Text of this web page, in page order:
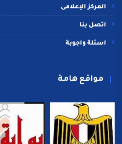
المركز الإعلامى
اتصل بنا
اسئلة واجوبة
مواقع هامة